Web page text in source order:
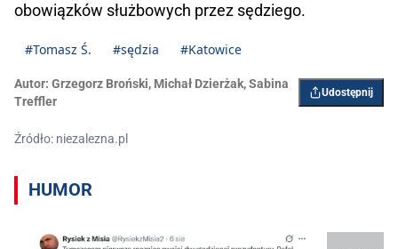
obowiązków służbowych przez sędziego.
#Tomasz Ś. #sędzia #Katowice
Autor: Grzegorz Broński, Michał Dzierżak,Sabina
Treffler
Udostępnij
Źródło: niezalezna.pl
HUMOR